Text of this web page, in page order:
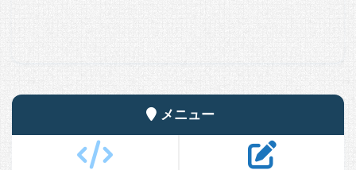
メニュー